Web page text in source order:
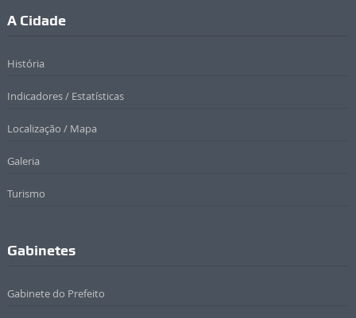
A Cidade
História
Indicadores / Estatísticas
Localização / Mapa
Galeria
Turismo
Gabinetes
Gabinete do Prefeito